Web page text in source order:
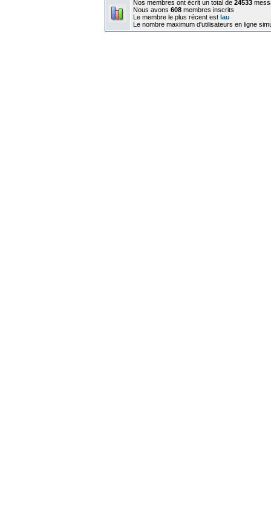
Nos membres ont écrit un total de 24533
Nous avons 608 membres inscrits
Le membre le plus récent est lau
Le nombre maximum d'utilisateurs en ligne